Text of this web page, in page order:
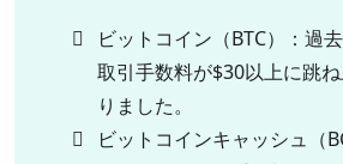
ビットコイン（BTC）：過
取引手数料が$30以上に跳
りました。
ビットコインキャッシュ（